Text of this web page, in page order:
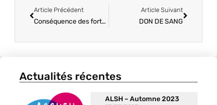
Article Précédent
Conséquence des fortes chaleurs pour la semaine prochaine, un nouvel arrêté du Maire concernant l’adaptation de l’accueil des enfants dans nos 2 écoles.
Article Suivant
DON DE SANG
Actualités récentes
ALSH – Automne 2023